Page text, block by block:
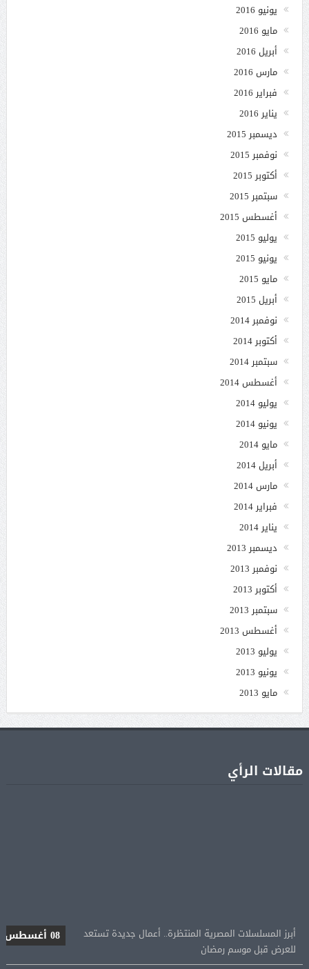
يونيو 2016
مايو 2016
أبريل 2016
مارس 2016
فبراير 2016
يناير 2016
ديسمبر 2015
نوفمبر 2015
أكتوبر 2015
سبتمبر 2015
أغسطس 2015
يوليو 2015
يونيو 2015
مايو 2015
أبريل 2015
نوفمبر 2014
أكتوبر 2014
سبتمبر 2014
أغسطس 2014
يوليو 2014
يونيو 2014
مايو 2014
أبريل 2014
مارس 2014
فبراير 2014
يناير 2014
ديسمبر 2013
نوفمبر 2013
أكتوبر 2013
سبتمبر 2013
أغسطس 2013
يوليو 2013
يونيو 2013
مايو 2013
مقالات الرأي
كشف أثرى جديد بالدقهلية يوثق آلاف السنين من